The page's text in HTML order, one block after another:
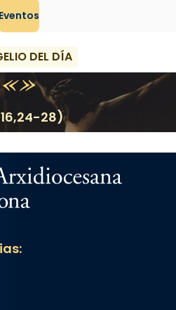
Eventos
DEL DÍA
28)
Cristiana